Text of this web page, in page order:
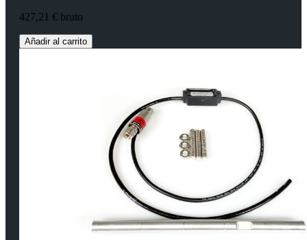
427,21 € bruto
Añadir al carrito